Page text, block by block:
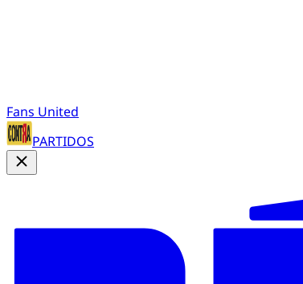
Fans United
PARTIDOS